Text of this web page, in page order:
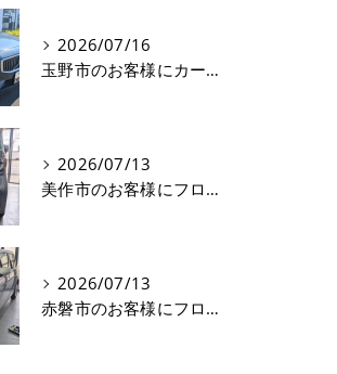
2026/07/16
玉野市のお客様にカーフィルム(遮熱フィルム) V60【nexus株式会社】
2026/07/13
美作市のお客様にフロントガラス交換 N-VAN【nexus株式会社】
2026/07/13
赤磐市のお客様にフロントガラス飛び石修理 ラパン【nexus株式会社】